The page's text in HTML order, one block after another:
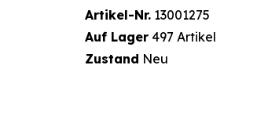
Artikel-Nr. 13001275
Auf Lager 497 Artikel
Zustand Neu